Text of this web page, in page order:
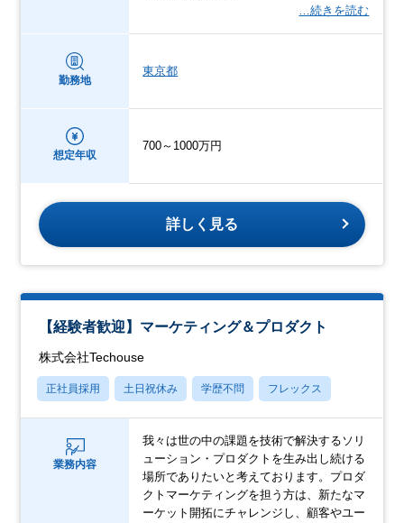
…続きを読む
勤務地
東京都
想定年収
700～1000万円
詳しく見る
【経験者歓迎】マーケティング＆プロダクト
株式会社Techouse
正社員採用 土日祝休み 学歴不問 フレックス
業務内容
我々は世の中の課題を技術で解決するソリ
ューション・プロダクトを生み出し続ける
場所でありたいと考えております。プロダ
クトマーケティングを担う方は、新たなマ
ーケット開拓にチャレンジし、顧客やユー